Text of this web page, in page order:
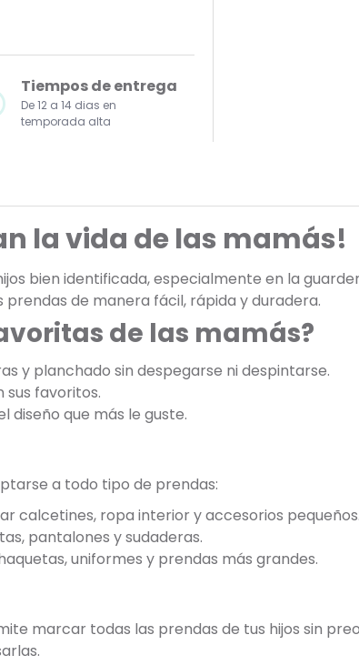
Tiempos de entrega
De 12 a 14 dias en
temporada alta
la vida de las mamás!
bien identificada, especialmente en la
de manera fácil, rápida y duradera.
de las mamás?
y planchado sin despegarse ni despintarse.
sus favoritos.
diseño que más le guste.
a todo tipo de prendas:
calcetines, ropa interior y accesorios pequeños.
pantalones y sudaderas.
uniformes y prendas más grandes.
marcar todas las prendas de tus hijos sin